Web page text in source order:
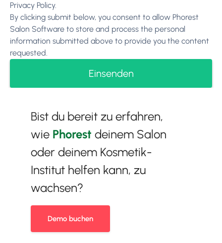
Privacy Policy.
By clicking submit below, you consent to allow Phorest
Salon Software to store and process the personal
information submitted above to provide you the content
requested.
Bist du bereit zu erfahren,
wie Phorest deinem Salon
oder deinem Kosmetik-
Institut helfen kann, zu
wachsen?
Demo buchen